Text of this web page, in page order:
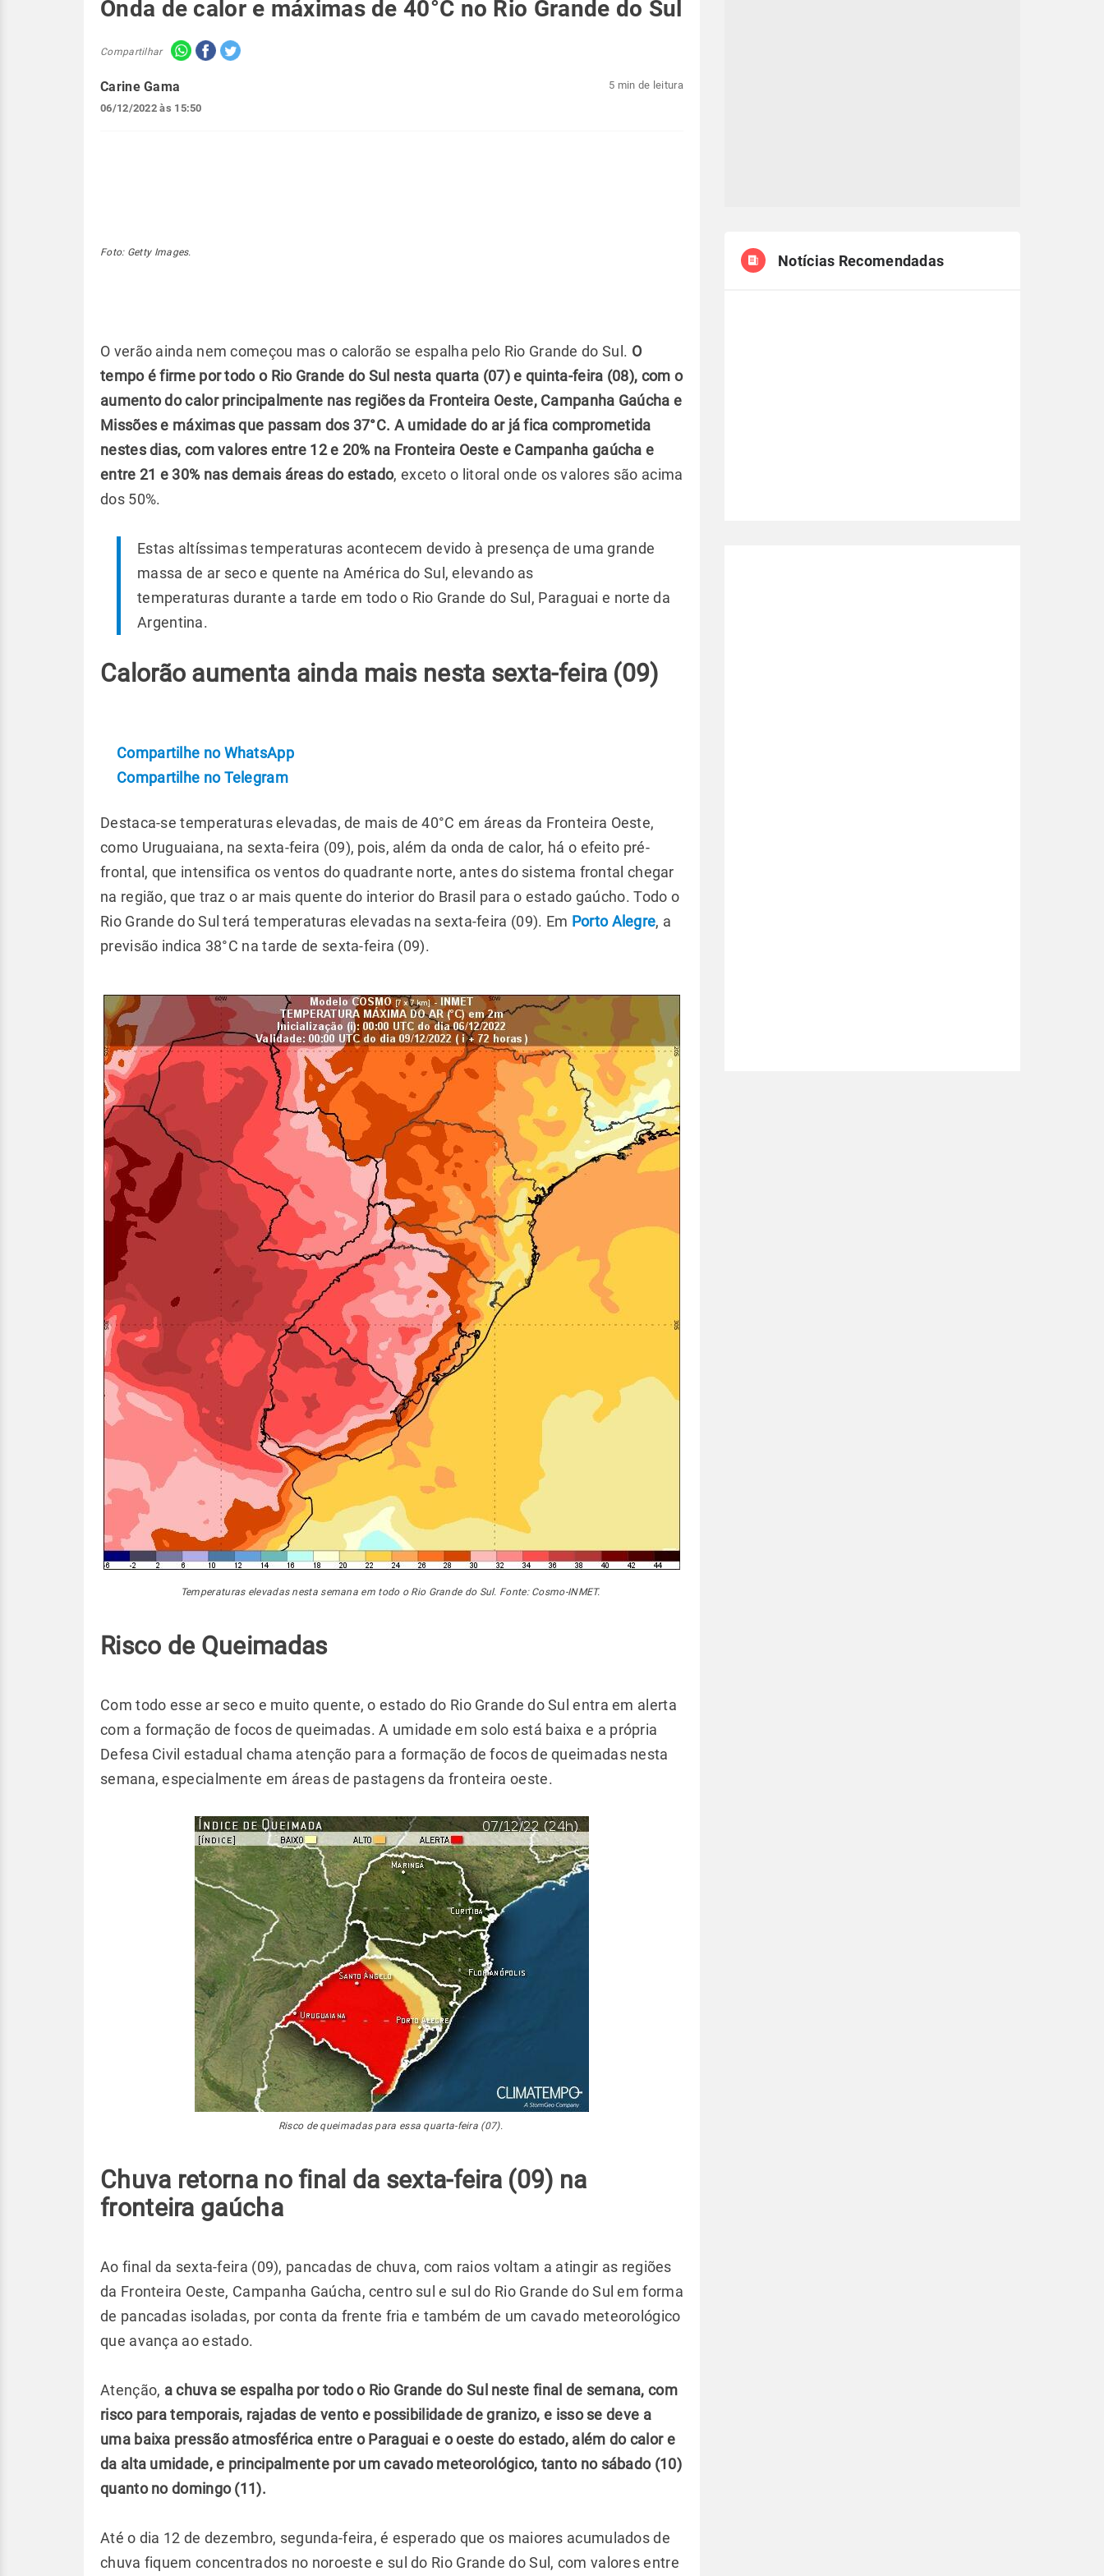
Onda de calor e máximas de 40°C no Rio Grande do Sul
Compartilhar
Carine Gama
06/12/2022 às 15:50
5 min de leitura
Foto: Getty Images.
O verão ainda nem começou mas o calorão se espalha pelo Rio Grande do Sul. O
tempo é firme por todo o Rio Grande do Sul nesta quarta (07) e quinta-feira (08), com o
aumento do calor principalmente nas regiões da Fronteira Oeste, Campanha Gaúcha e
Missões e máximas que passam dos 37°C. A umidade do ar já fica comprometida
nestes dias, com valores entre 12 e 20% na Fronteira Oeste e Campanha gaúcha e
entre 21 e 30% nas demais áreas do estado, exceto o litoral onde os valores são acima
dos 50%.
Estas altíssimas temperaturas acontecem devido à presença de uma grande
massa de ar seco e quente na América do Sul, elevando as
temperaturas durante a tarde em todo o Rio Grande do Sul, Paraguai e norte da
Argentina.
Calorão aumenta ainda mais nesta sexta-feira (09)
Compartilhe no WhatsApp
Compartilhe no Telegram
Destaca-se temperaturas elevadas, de mais de 40°C em áreas da Fronteira Oeste,
como Uruguaiana, na sexta-feira (09), pois, além da onda de calor, há o efeito pré-
frontal, que intensifica os ventos do quadrante norte, antes do sistema frontal chegar
na região, que traz o ar mais quente do interior do Brasil para o estado gaúcho. Todo o
Rio Grande do Sul terá temperaturas elevadas na sexta-feira (09). Em Porto Alegre, a
previsão indica 38°C na tarde de sexta-feira (09).
Temperaturas elevadas nesta semana em todo o Rio Grande do Sul. Fonte: Cosmo-INMET.
Risco de Queimadas
Com todo esse ar seco e muito quente, o estado do Rio Grande do Sul entra em alerta
com a formação de focos de queimadas. A umidade em solo está baixa e a própria
Defesa Civil estadual chama atenção para a formação de focos de queimadas nesta
semana, especialmente em áreas de pastagens da fronteira oeste.
Risco de queimadas para essa quarta-feira (07).
Chuva retorna no final da sexta-feira (09) na
fronteira gaúcha
Ao final da sexta-feira (09), pancadas de chuva, com raios voltam a atingir as regiões
da Fronteira Oeste, Campanha Gaúcha, centro sul e sul do Rio Grande do Sul em forma
de pancadas isoladas, por conta da frente fria e também de um cavado meteorológico
que avança ao estado.
Atenção, a chuva se espalha por todo o Rio Grande do Sul neste final de semana, com
risco para temporais, rajadas de vento e possibilidade de granizo, e isso se deve a
uma baixa pressão atmosférica entre o Paraguai e o oeste do estado, além do calor e
da alta umidade, e principalmente por um cavado meteorológico, tanto no sábado (10)
quanto no domingo (11).
Até o dia 12 de dezembro, segunda-feira, é esperado que os maiores acumulados de
chuva fiquem concentrados no noroeste e sul do Rio Grande do Sul, com valores entre
Notícias Recomendadas